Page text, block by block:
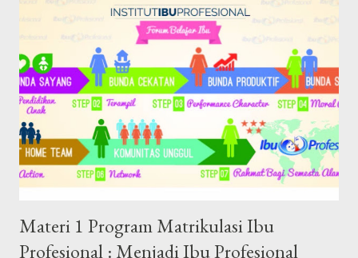
kuliah, yang mana per mata kuliah terdiri dari 40 modul. Maka
total ada 120 modul yang harus dibaca dan dikerjakan kuisnya.
Dilengkapi dengan tiga tugas research paper per mata kuliah,
sehingga totalnya ada sembilan research paper yang harus
dikerjakan. Kemudian, setiap mata kuliah juga dilengkapi dengan
referensi yang jumlahnya terbilang banyak . Benar adanya kalau
semester satu kemarin terbilang pemanasan. Baru mengunduh
materi referensi untu...
Materi 1 Program Matrikulasi Ibu
Profesional : Menjadi Ibu Profesional